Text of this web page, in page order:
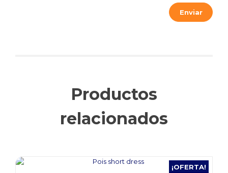
Productos
relacionados
¡OFERTA!